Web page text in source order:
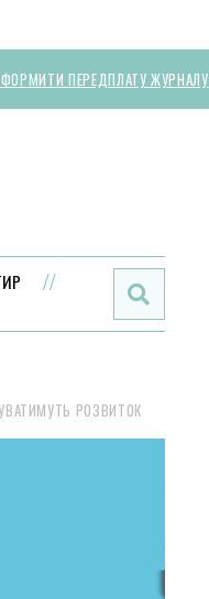
ПЕРЕДПЛАТУ ЖУРНАЛУ
РОЗВИТОК